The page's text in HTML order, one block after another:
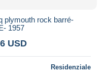
plymouth rock barré-
1957
USD
Residenziale